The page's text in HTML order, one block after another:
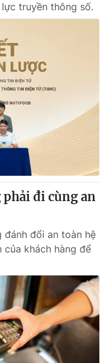
truyền thông số.
đi cùng an
đánh đổi an toàn hệ
khách hàng để